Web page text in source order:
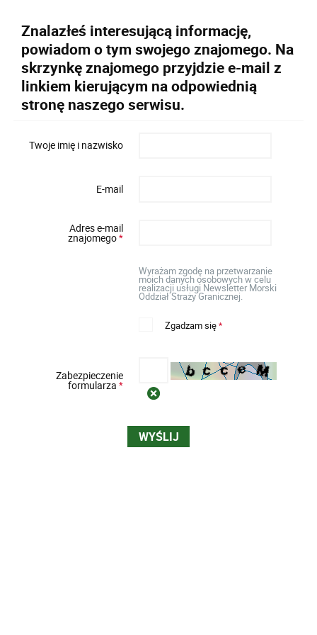
Znalazłeś interesującą informację,
powiadom o tym swojego znajomego. Na
skrzynkę znajomego przyjdzie e-mail z
linkiem kierującym na odpowiednią
stronę naszego serwisu.
Twoje imię i nazwisko
E-mail
Adres e-mail
znajomego*
Wyrażam zgodę na przetwarzanie
moich danych osobowych w celu
realizacji usługi Newsletter Morski
Oddział Straży Granicznej.
Zgadzam się*
Zabezpieczenie
formularza*